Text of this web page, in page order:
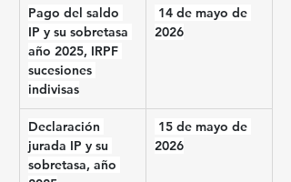
Pago del saldo
IP y su sobretasa
año 2025, IRPF
sucesiones
indivisas
14 de mayo de
2026
Declaración
jurada IP y su
sobretasa, año
15 de mayo de
2026